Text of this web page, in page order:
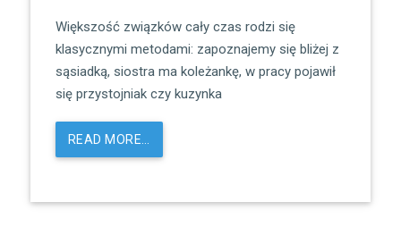
Większość związków cały czas rodzi się
klasycznymi metodami: zapoznajemy się bliżej z
sąsiadką, siostra ma koleżankę, w pracy pojawił
się przystojniak czy kuzynka
READ MORE…